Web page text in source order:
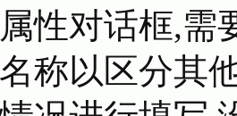
性对话框,需
称以区分其